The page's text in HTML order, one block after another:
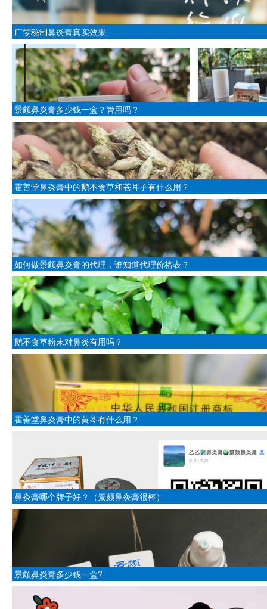
广雯秘制鼻炎膏真实效果
景颇鼻炎膏多少钱一盒？管用吗？
霍善堂鼻炎膏中的鹅不食草和苍耳子有什么用？
如何做景颇鼻炎膏的代理，谁知道代理价格表？
鹅不食草粉末对鼻炎有用吗？
霍善堂鼻炎膏中的黄芩有什么用？
鼻炎膏哪个牌子好？（景颇鼻炎膏很棒）
景颇鼻炎膏多少钱一盒?